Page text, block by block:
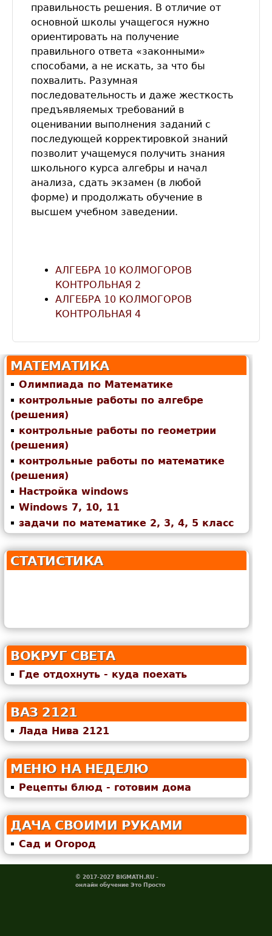
правильность решения. В отличие от
основной школы учащегося нужно
ориентировать на получение
правильного ответа «законными»
способами, а не искать, за что бы
похвалить. Разумная
последовательность и даже жесткость
предъявляемых требований в
оценивании выполнения заданий с
последующей корректировкой знаний
позволит учащемуся получить знания
школьного курса алгебры и начал
анализа, сдать экзамен (в любой
форме) и продолжать обучение в
высшем учебном заведении.
АЛГЕБРА 10 КОЛМОГОРОВ
КОНТРОЛЬНАЯ 2
АЛГЕБРА 10 КОЛМОГОРОВ
КОНТРОЛЬНАЯ 4
МАТЕМАТИКА
Олимпиада по Математике
контрольные работы по алгебре
(решения)
контрольные работы по геометрии
(решения)
контрольные работы по математике
(решения)
Настройка windows
Windows 7, 10, 11
задачи по математике 2, 3, 4, 5 класс
СТАТИСТИКА
ВОКРУГ СВЕТА
Где отдохнуть - куда поехать
ВАЗ 2121
Лада Нива 2121
МЕНЮ НА НЕДЕЛЮ
Рецепты блюд - готовим дома
ДАЧА СВОИМИ РУКАМИ
Сад и Огород
© 2017-2027 BIGMATH.RU -
онлайн обучение Это Просто